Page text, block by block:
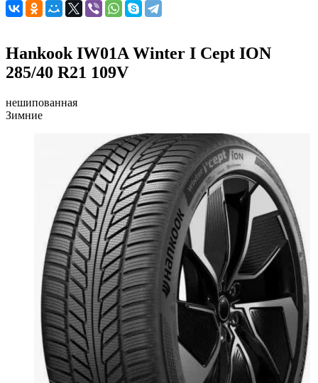
Hankook IW01A Winter I Cept ION
285/40 R21 109V
нешипованная
Зимние